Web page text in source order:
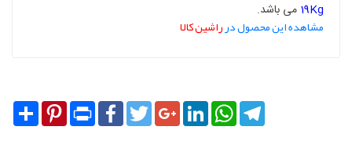
19Kg می باشد.
مشاهده این محصول درراشین کالا
Share PinterestPrint FacebookTwitterGoogle+LinkedInWhatsApp